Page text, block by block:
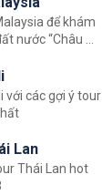
để khám
nước “Châu Á
với các gợi ý tour
Lan
Thái Lan hot